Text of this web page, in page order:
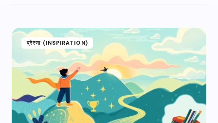
प्रेरणा (INSPIRATION)